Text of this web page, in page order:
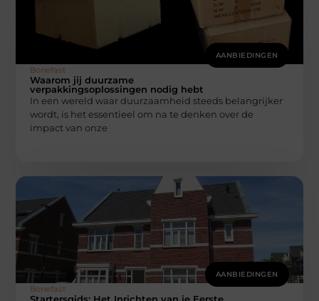
AANBIEDINGEN
Bonefast
Waarom jij duurzame
verpakkingsoplossingen nodig hebt
In een wereld waar duurzaamheid steeds belangrijker
wordt, is het essentieel om na te denken over de
impact van onze
AANBIEDINGEN
Bonefast
Startersgids: Het Inrichten van je Eerste